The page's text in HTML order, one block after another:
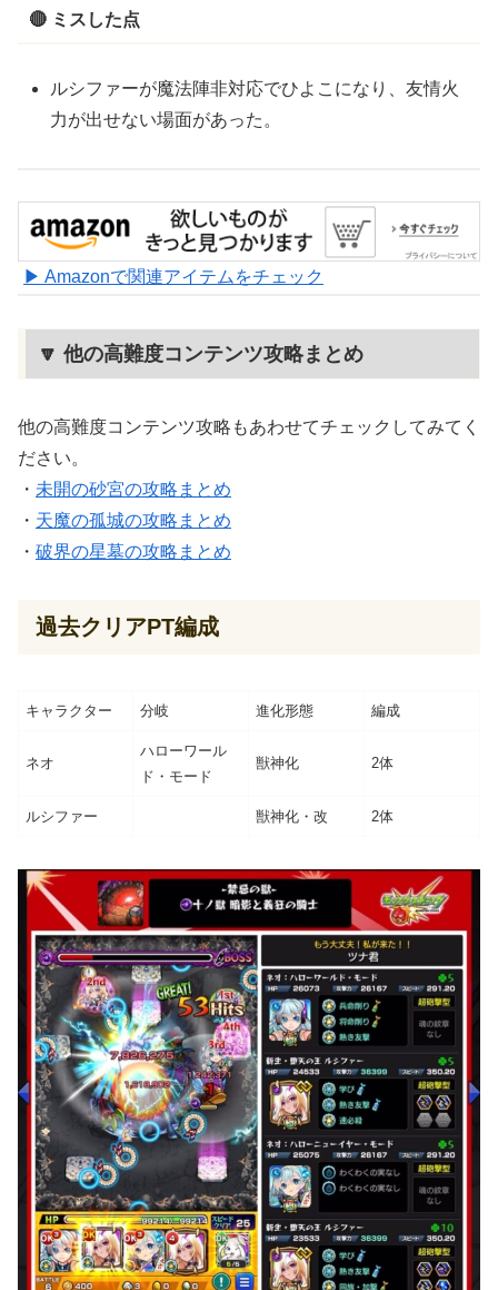
🔴 ミスした点
ルシファーが魔法陣非対応でひよこになり、友情火
力が出せない場面があった。
▶ Amazonで関連アイテムをチェック
🔽 他の高難度コンテンツ攻略まとめ
他の高難度コンテンツ攻略もあわせてチェックしてみてく
ださい。
・ 未開の砂宮の攻略まとめ
・ 天魔の孤城の攻略まとめ
・ 破界の星墓の攻略まとめ
過去クリアPT編成
キャラクター 分岐 進化形態 編成
ネオ
ハローワール
ド・モード
獣神化 2体
ルシファー 獣神化・改 2体